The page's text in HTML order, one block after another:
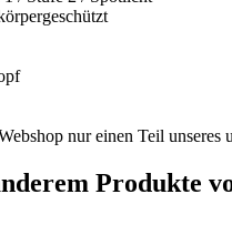
nur einen Teil
Produkte